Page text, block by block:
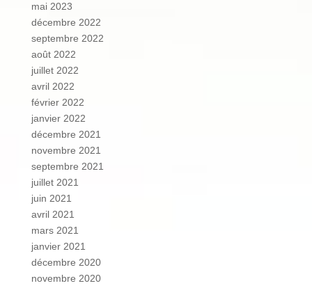
mai 2023
décembre 2022
septembre 2022
août 2022
juillet 2022
avril 2022
février 2022
janvier 2022
décembre 2021
novembre 2021
septembre 2021
juillet 2021
juin 2021
avril 2021
mars 2021
janvier 2021
décembre 2020
novembre 2020